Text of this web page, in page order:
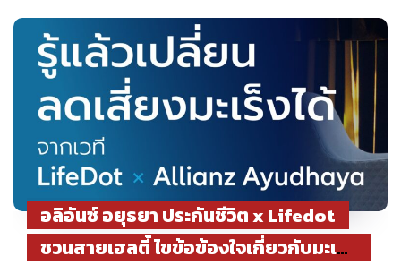
อลิอันซ์ อยุธยา ประกันชีวิต x Lifedot
ชวนสายเฮลตี้ ไขข้อข้องใจเกี่ยวกับมะเร็ง